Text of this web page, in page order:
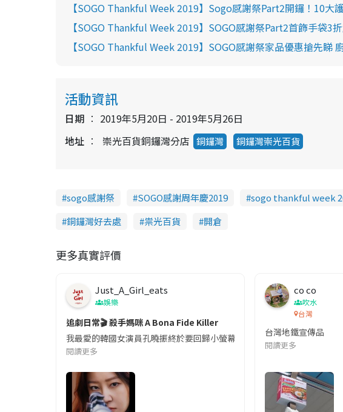
【SOGO Thankful Week 2019】Sogo感謝祭Part2開鑼！10大
【SOGO Thankful Week 2019】SOGO感謝祭Part2首飾手袋3
【SOGO Thankful Week 2019】SOGO感謝祭家品優惠搶先睇
活動資訊
日期
2019年5月20日 - 2019年5月26日
地址
崇光百貨銅鑼灣分店 銅鑼灣 銅鑼灣崇光百貨
sogo感謝祭 SOGO感謝周年慶2019 sogo thankful week
銅鑼灣好去處
祟光百貨 開倉
更多真實評價
Just_A_Girl_eats
娛樂
追劇日常🎬 殺手媽咪 A Bona Fide Killer
我最愛的韓國女演員孔曉振終於要回歸小螢幕啦!這次的劇本改編自同名
閱讀更多
co co
吹水
台灣
台灣地鐵宣傳品
閱讀更多